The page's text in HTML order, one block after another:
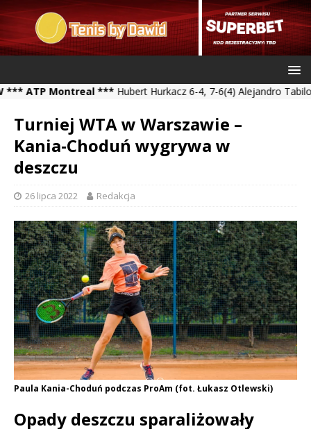
Montreal ***Hubert Hurkacz 6-4, 7-6(4) Alejandro Tabilo ***
Turniej WTA w Warszawie –
Kania-Choduń wygrywa w
deszczu
26 lipca 2022 Redakcja
Paula Kania-Choduń podczas ProAm (fot. Łukasz Otlewski)
Opady deszczu sparaliżowały